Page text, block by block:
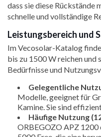
dass sie diese Rückstände
schnelle und vollständige
Leistungsbereich und
Im Vecosolar-Katalog
bis zu 1500 W reichen und
Bedürfnisse und
Gelegentliche
Modelle, geeignet für
Kamine. Sie sind
Häufige Nutzung
ORBEGOZO APZ 1200